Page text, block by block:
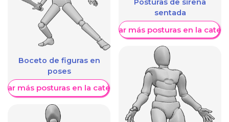
Boceto de figuras en
poses
más posturas en la categoría
Posturas de sirena
sentada
Mostrar más posturas en la